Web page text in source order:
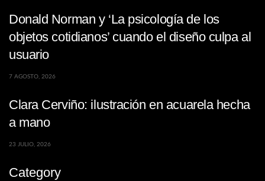
Donald Norman y ‘La psicología de los
objetos cotidianos’ cuando el diseño culpa al
usuario
7 AGOSTO, 2026
Clara Cerviño: ilustración en acuarela hecha
a mano
23 JULIO, 2026
Category